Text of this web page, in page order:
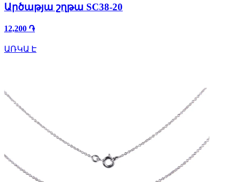
Արծաթյա շղթա SC38-20
12,200 ֏
ԱՌԿԱ Է